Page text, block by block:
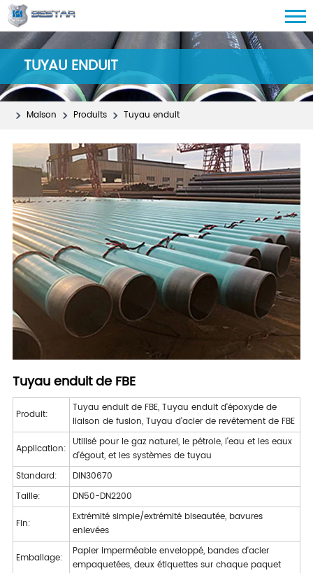
TUYAU ENDUIT
Maison Produits Tuyau enduit
Tuyau enduit de FBE
Produit:
Tuyau enduit de FBE, Tuyau enduit d'époxyde de
liaison de fusion, Tuyau d'acier de revêtement de FBE
Application:
Utilisé pour le gaz naturel, le pétrole, l'eau et les eaux
d'égout, et les systèmes de tuyau
Standard:
DIN30670
Taille:
DN50-DN2200
Fin:
Extrémité simple/extrémité biseautée, bavures
enlevées
Emballage:
Papier imperméable enveloppé, bandes d'acier
empaquetées, deux étiquettes sur chaque paquet